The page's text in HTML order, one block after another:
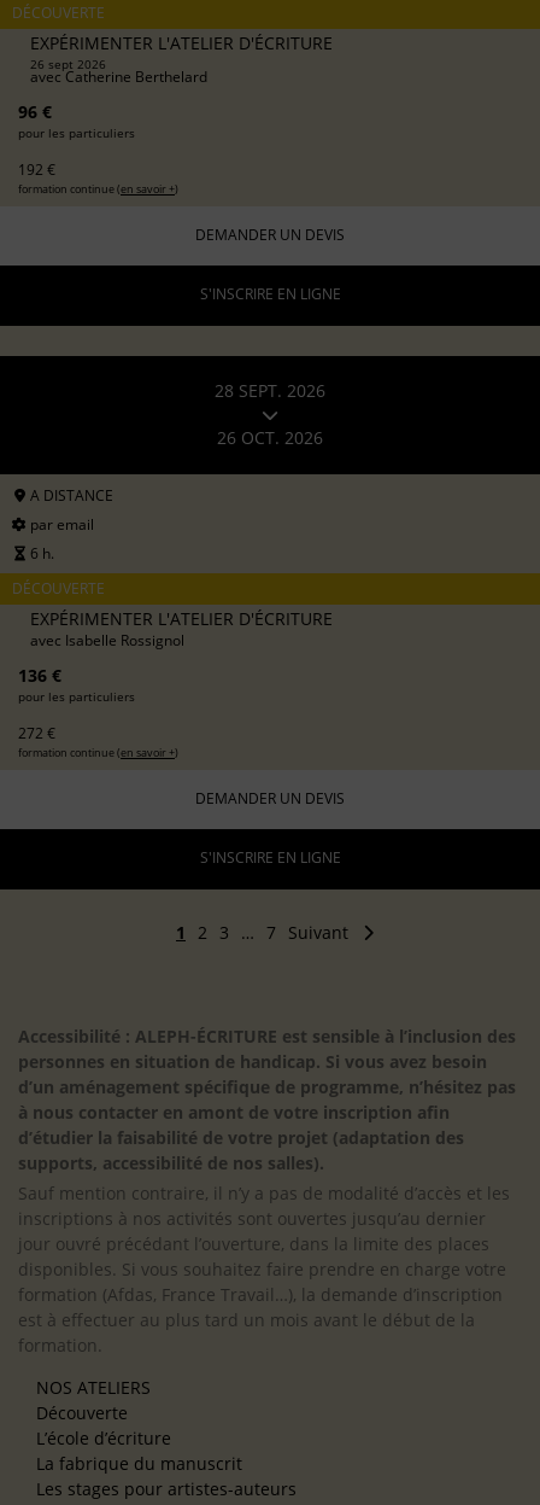
DÉCOUVERTE
EXPÉRIMENTER L'ATELIER D'ÉCRITURE
26 sept 2026
avecCatherine Berthelard
96 €
pour les particuliers
192 €
formation continue (en savoir +)
DEMANDER UN DEVIS
S'INSCRIRE EN LIGNE
28 SEPT. 2026
26 OCT. 2026
A DISTANCE
par email
6 h.
DÉCOUVERTE
EXPÉRIMENTER L'ATELIER D'ÉCRITURE
avec Isabelle Rossignol
136 €
pour les particuliers
272 €
formation continue (en savoir +)
DEMANDER UN DEVIS
S'INSCRIRE EN LIGNE
1 2 3 … 7 Suivant
Accessibilité : ALEPH-ÉCRITURE est sensible à l’inclusion des
personnes en situation de handicap. Si vous avez besoin
d’un aménagement spécifique de programme, n’hésitez pas
à nous contacter en amont de votre inscription afin
d’étudier la faisabilité de votre projet (adaptation des
supports, accessibilité de nos salles).
Sauf mention contraire, il n’y a pas de modalité d’accès et les
inscriptions à nos activités sont ouvertes jusqu’au dernier
jour ouvré précédant l’ouverture, dans la limite des places
disponibles. Si vous souhaitez faire prendre en charge votre
formation (Afdas, France Travail…), la demande d’inscription
est à effectuer au plus tard un mois avant le début de la
formation.
NOS ATELIERS
Découverte
L’école d’écriture
La fabrique du manuscrit
Les stages pour artistes-auteurs